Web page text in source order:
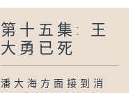
第十五集: 王
大勇已死
潘大海方面接到消